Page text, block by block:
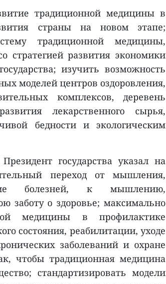
традиционной медицины в
страны на новом этапе;
традиционной медицины,
стратегией развития экономики
изучить возможность
моделей центров оздоровления,
комплексов, деревень
лекарственного сырья,
бедности и экологическим
государства указал на
переход от мышления,
болезней, к мышлению,
заботу о здоровье; максимально
медицины в профилактике
состояния, реабилитации, уходе
заболеваний и охране
чтобы традиционная медицина
стандартизировать модели